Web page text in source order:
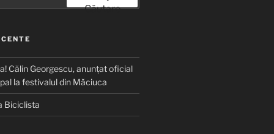
Căutare
Călin Georgescu, anunțat oficial
la festivalul din Măciuca
Biciclista